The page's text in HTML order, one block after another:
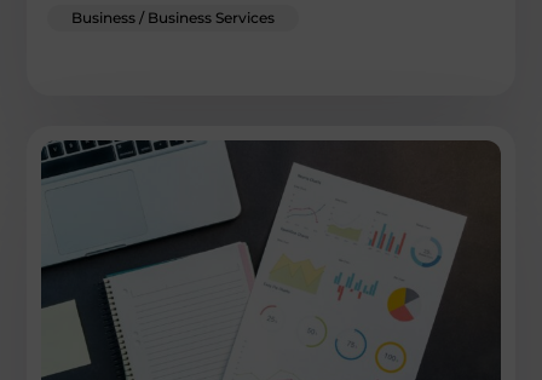
Business / Business Services